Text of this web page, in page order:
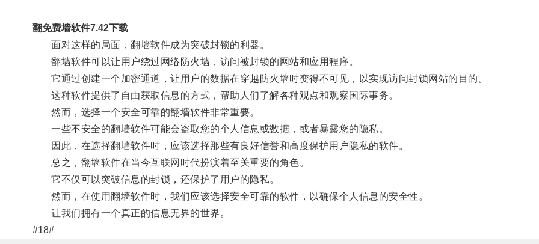
翻免费墙软件7.42下载
面对这样的局面，翻墙软件成为突破封锁的利器。
翻墙软件可以让用户绕过网络防火墙，访问被封锁的网站和应用程序。
它通过创建一个加密通道，让用户的数据在穿越防火墙时变得不可见，以实现访问封锁网站的目的。
这种软件提供了自由获取信息的方式，帮助人们了解各种观点和观察国际事务。
然而，选择一个安全可靠的翻墙软件非常重要。
一些不安全的翻墙软件可能会盗取您的个人信息或数据，或者暴露您的隐私。
因此，在选择翻墙软件时，应该选择那些有良好信誉和高度保护用户隐私的软件。
总之，翻墙软件在当今互联网时代扮演着至关重要的角色。
它不仅可以突破信息的封锁，还保护了用户的隐私。
然而，在使用翻墙软件时，我们应该选择安全可靠的软件，以确保个人信息的安全性。
让我们拥有一个真正的信息无界的世界。
#18#